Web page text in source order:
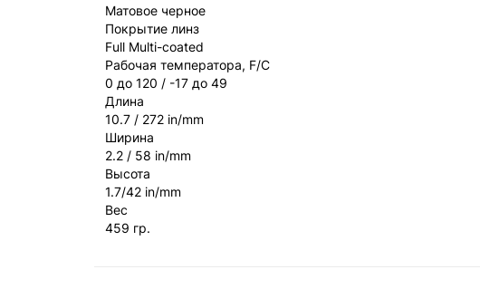
Матовое черное
Покрытие линз
Full Multi-coated
Рабочая температора, F/C
0 до 120 / -17 до 49
Длина
10.7 / 272 in/mm
Ширина
2.2 / 58 in/mm
Высота
1.7/42 in/mm
Вес
459 гр.